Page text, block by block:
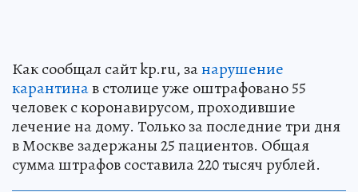
Как сообщал сайт kp.ru, занарушение
карантинав столице уже оштрафовано 55
человек с коронавирусом, проходившие
лечение на дому. Только за последние три дня
в Москве задержаны 25 пациентов. Общая
сумма штрафов составила 220 тысяч рублей.